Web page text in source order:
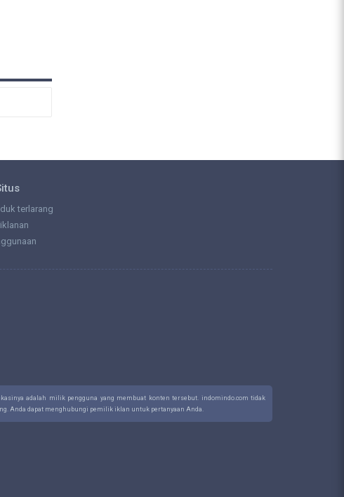
terlarang
adalah milik pengguna yang membuat konten tersebut. indomindo.com tidak
Anda dapat menghubungi pemilik iklan untuk pertanyaan Anda.